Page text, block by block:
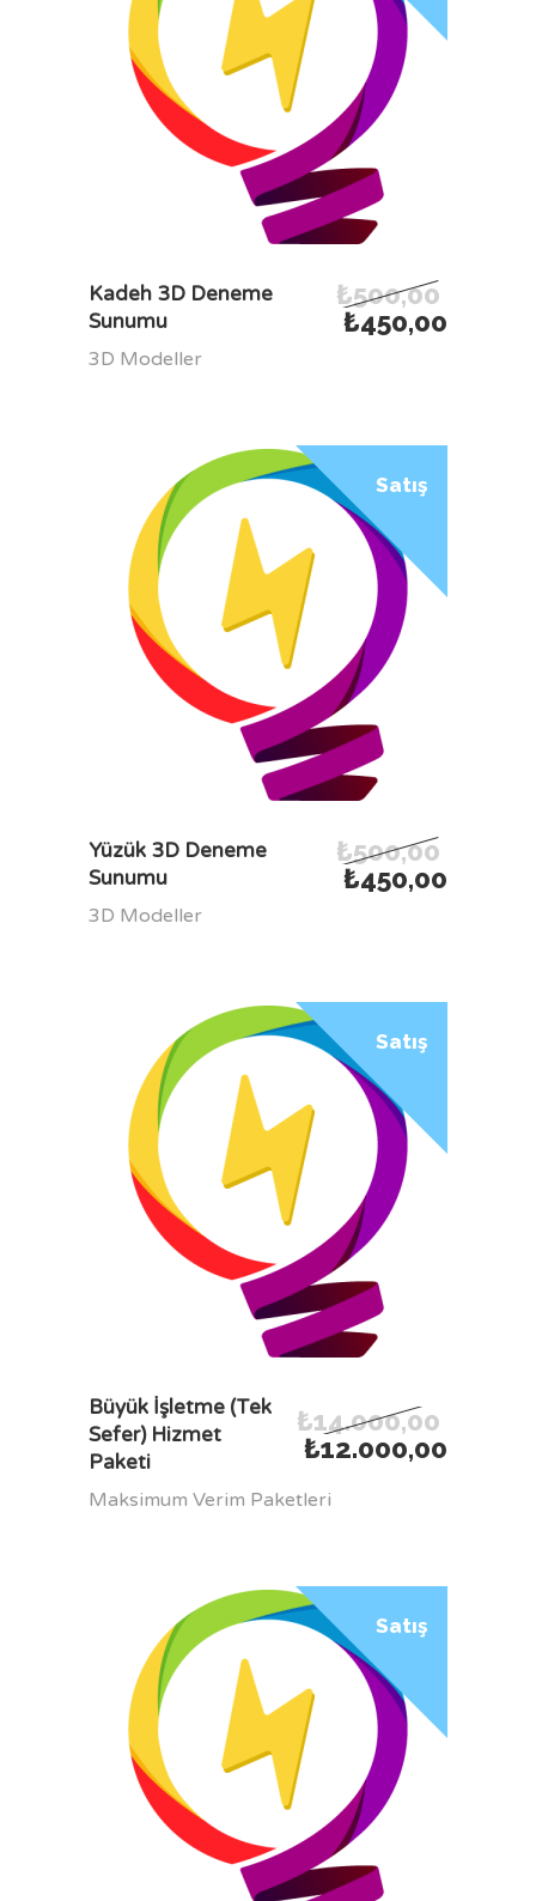
SEPETE EKLE
Kadeh 3D Deneme
Sunumu
₺500,00
₺450,00
3D Modeller
Satış
SEPETE EKLE
Yüzük 3D Deneme
Sunumu
₺500,00
₺450,00
3D Modeller
Satış
SEPETE EKLE
Büyük İşletme (Tek
Sefer) Hizmet
Paketi
₺14.000,00
₺12.000,00
Maksimum Verim Paketleri
Satış